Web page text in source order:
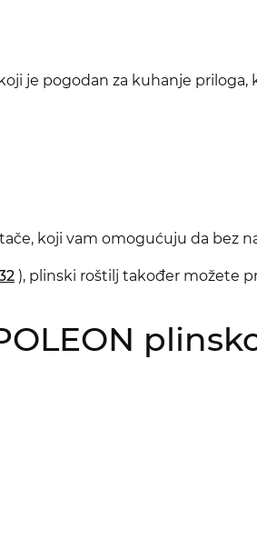
je pogodan za kuhanje priloga,
koji vam omogućuju da bez
), plinski roštilj također možete